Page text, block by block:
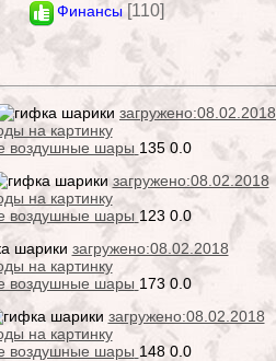
Финансы [110]
загружено:08.02.2018
на картинку
воздушные шары 135 0.0
загружено:08.02.2018
на картинку
воздушные шары 123 0.0
загружено:08.02.2018
на картинку
воздушные шары 173 0.0
загружено:08.02.2018
на картинку
воздушные шары 148 0.0